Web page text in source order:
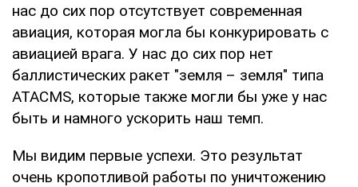
нас до сих пор отсутствует современная
авиация, которая могла бы конкурировать с
авиацией врага. У нас до сих пор нет
баллистических ракет "земля – земля" типа
ATACMS, которые также могли бы уже у нас
быть и намного ускорить наш темп.
Мы видим первые успехи. Это результат
очень кропотливой работы по уничтожению